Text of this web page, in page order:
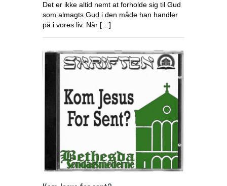
Det er ikke altid nemt at forholde sig til Gud
som almagts Gud i den måde han handler
på i vores liv. Når […]